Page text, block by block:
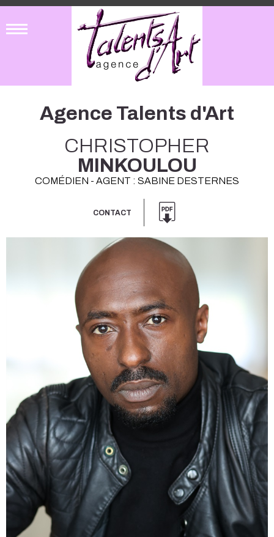
Agence Talents d'Art
CHRISTOPHER
MINKOULOU
COMÉDIEN - AGENT : SABINE DESTERNES
CONTACT